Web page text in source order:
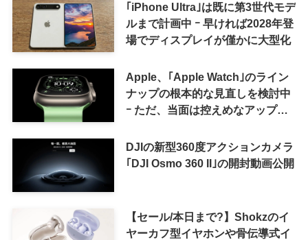
｢iPhone Ultra｣は既に第3世代モデ
ルまで計画中 ｰ 早ければ2028年登
場でディスプレイが僅かに大型化
Apple、｢Apple Watch｣のライン
ナップの根本的な見直しを検討中
ｰ ただ、当面は控えめなアップグ
DJIの新型360度アクションカメラ
｢DJI Osmo 360 II｣の開封動画公開
【セール/本日まで?】Shokzのイ
ヤーカフ型イヤホンや骨伝導式イ